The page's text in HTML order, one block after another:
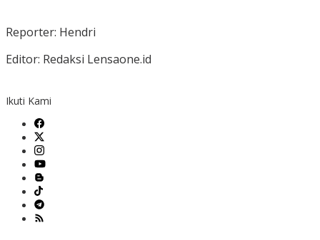
Reporter: Hendri
Editor: Redaksi Lensaone.id
Ikuti Kami